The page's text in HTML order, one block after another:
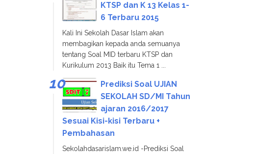
KTSP dan K 13 Kelas 1-
6 Terbaru 2015
Kali Ini Sekolah Dasar Islam akan
membagikan kepada anda semuanya
tentang Soal MID terbaru KTSP dan
Kurikulum 2013 Baik itu Tema 1 ...
Prediksi Soal UJIAN
SEKOLAH SD/MI Tahun
ajaran 2016/2017
Sesuai Kisi-kisi Terbaru +
Pembahasan
Sekolahdasarislam.we.id -Prediksi Soal